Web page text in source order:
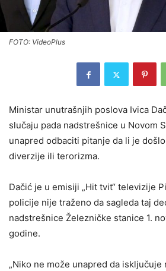
FOTO: VideoPlus
Ministar unutrašnjih poslova Ivica
slučaju pada nadstrešnice u Novom
unapred odbaciti pitanje da li je
diverzije ili terorizma.
Dačić je u emisiji „Hit tvit“ televizije
policije nije traženo da sagleda taj
nadstrešnice Železničke stanice 1.
godine.
„Niko ne može unapred da isključuje